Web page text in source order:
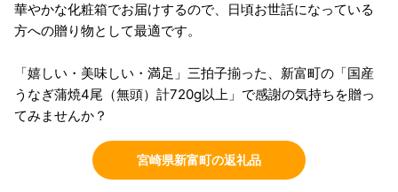
華やかな化粧箱でお届けするので、日頃お世話になっている
方への贈り物として最適です。
「嬉しい・美味しい・満足」三拍子揃った、新富町の「国産
うなぎ蒲焼4尾（無頭）計720g以上」で感謝の気持ちを贈っ
てみませんか？
宮崎県新富町の返礼品